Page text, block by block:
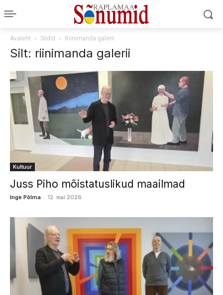
Avaleht Sildid Riinimanda galerii
Silt: riinimanda galerii
Kultuur
Juss Piho mõistatuslikud maailmad
Inge Põlma - 12. mai 2026